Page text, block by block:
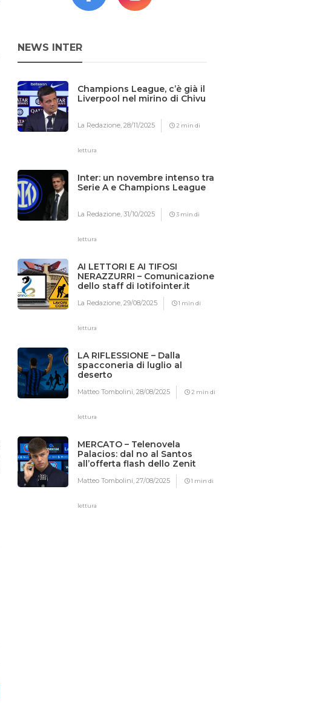
NEWS INTER
Champions League, c’è già il
Liverpool nel mirino di Chivu
La Redazione,28/11/2025 2 min di
lettura
Inter: un novembre intenso tra
Serie A e Champions League
La Redazione,31/10/2025 3 min di
lettura
AI LETTORI E AI TIFOSI
NERAZZURRI – Comunicazione
dello staff di Iotifointer.it
La Redazione,29/08/2025 1 min di
lettura
LA RIFLESSIONE – Dalla
spacconeria di luglio al
deserto
Matteo Tombolini,28/08/2025 2 min di
lettura
MERCATO – Telenovela
Palacios: dal no al Santos
all’offerta flash dello Zenit
Matteo Tombolini,27/08/2025 1 min di
lettura